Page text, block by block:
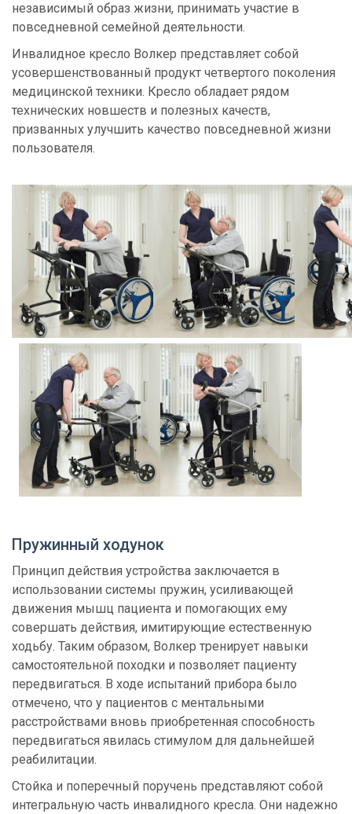
независимый образ жизни, принимать участие в
повседневной семейной деятельности.
Инвалидное кресло Волкер представляет собой
усовершенствованный продукт четвертого поколения
медицинской техники. Кресло обладает рядом
технических новшеств и полезных качеств,
призванных улучшить качество повседневной жизни
пользователя.
Пружинный ходунок
Принцип действия устройства заключается в
использовании системы пружин, усиливающей
движения мышц пациента и помогающих ему
совершать действия, имитирующие естественную
ходьбу. Таким образом, Волкер тренирует навыки
самостоятельной походки и позволяет пациенту
передвигаться. В ходе испытаний прибора было
отмечено, что у пациентов с ментальными
расстройствами вновь приобретенная способность
передвигаться явилась стимулом для дальнейшей
реабилитации.
Стойка и поперечный поручень представляют собой
интегральную часть инвалидного кресла. Они надежно